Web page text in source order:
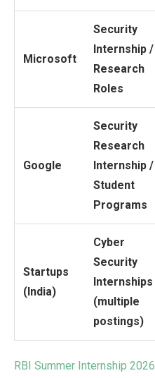
Microsoft
Security
Internship /
Research
Roles
Google
Security
Research
Internship /
Student
Programs
Startups
(India)
Cyber
Security
Internships
(multiple
postings)
RBI Summer Internship 2026